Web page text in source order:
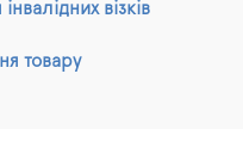
візків
товару